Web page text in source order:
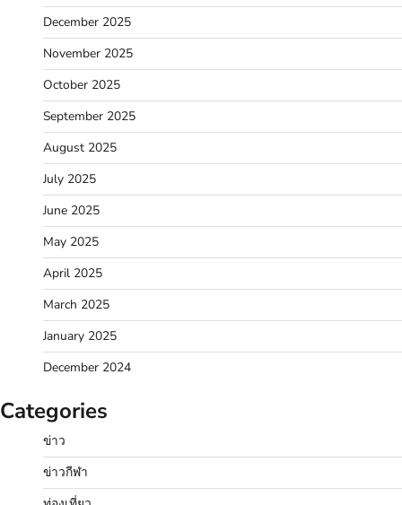
December 2025
November 2025
October 2025
September 2025
August 2025
July 2025
June 2025
May 2025
April 2025
March 2025
January 2025
December 2024
Categories
ข่าว
ข่าวกีฬา